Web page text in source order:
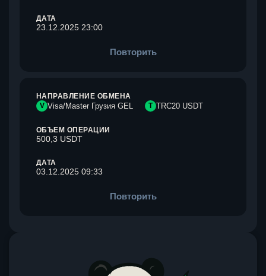
ДАТА
23.12.2025 23:00
Повторить
НАПРАВЛЕНИЕ ОБМЕНА
V Visa/Master Грузия GEL T TRC20 USDT
ОБЪЕМ ОПЕРАЦИИ
500,3 USDT
ДАТА
03.12.2025 09:33
Повторить